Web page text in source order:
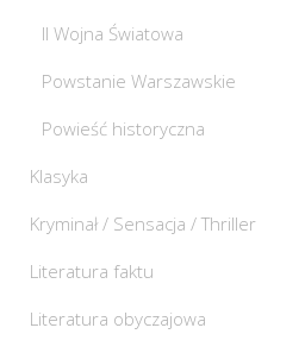
II Wojna Światowa
Powstanie Warszawskie
Powieść historyczna
Klasyka
Kryminał / Sensacja / Thriller
Literatura faktu
Literatura obyczajowa